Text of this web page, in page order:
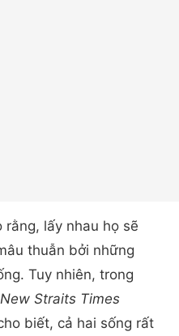
lấy nhau họ sẽ
thuẫn bởi những
Tuy nhiên, trong
New Straits Times
biết, cả hai sống rất